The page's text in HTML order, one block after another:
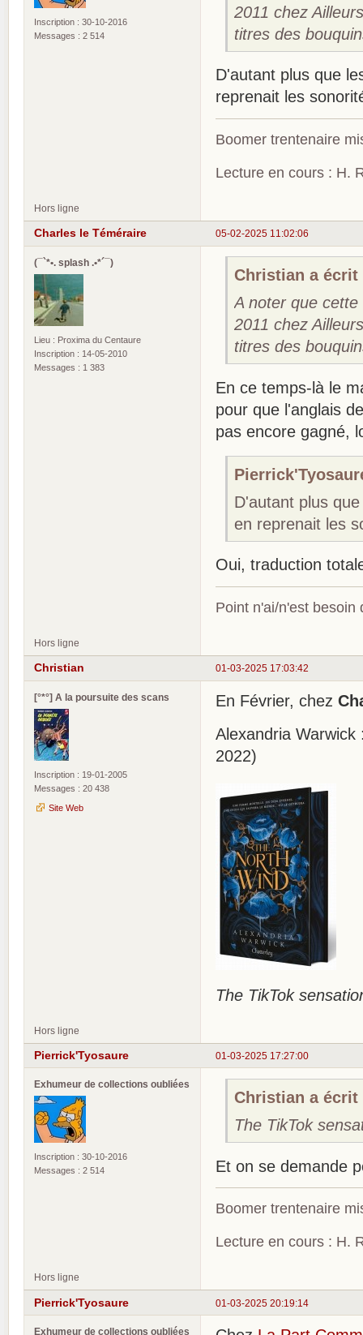
Inscription : 30-10-2016
Messages : 2 514
2011 chez
titres des
D'autant plus que
reprenait les
Boomer trentenaire
Lecture en cours : H.
Hors ligne
05-02-2025 11:02:06
Charles le Téméraire
(¯`*•. splash .•*´¯)
Lieu : Proxima du Centaure
Inscription : 14-05-2010
Messages : 1 383
Christian a écrit
A noter que
2011 chez
titres des
En ce temps-là le
pour que l'anglais
pas encore gagné,
D'autant plus
en reprenait les
Oui, traduction
Point n'ai/n'est besoin
Hors ligne
01-03-2025 17:03:42
Christian
[°*°] A la poursuite des scans
Inscription : 19-01-2005
Messages : 20 438
Site Web
En Février, chez
Alexandria
2022)
The TikTok
Hors ligne
01-03-2025 17:27:00
Pierrick'Tyosaure
Exhumeur de collections oubliées
Inscription : 30-10-2016
Messages : 2 514
Christian a écrit
The TikTok
Et on se demande
Boomer trentenaire
Lecture en cours : H.
Hors ligne
01-03-2025 20:19:14
Pierrick'Tyosaure
Exhumeur de collections oubliées